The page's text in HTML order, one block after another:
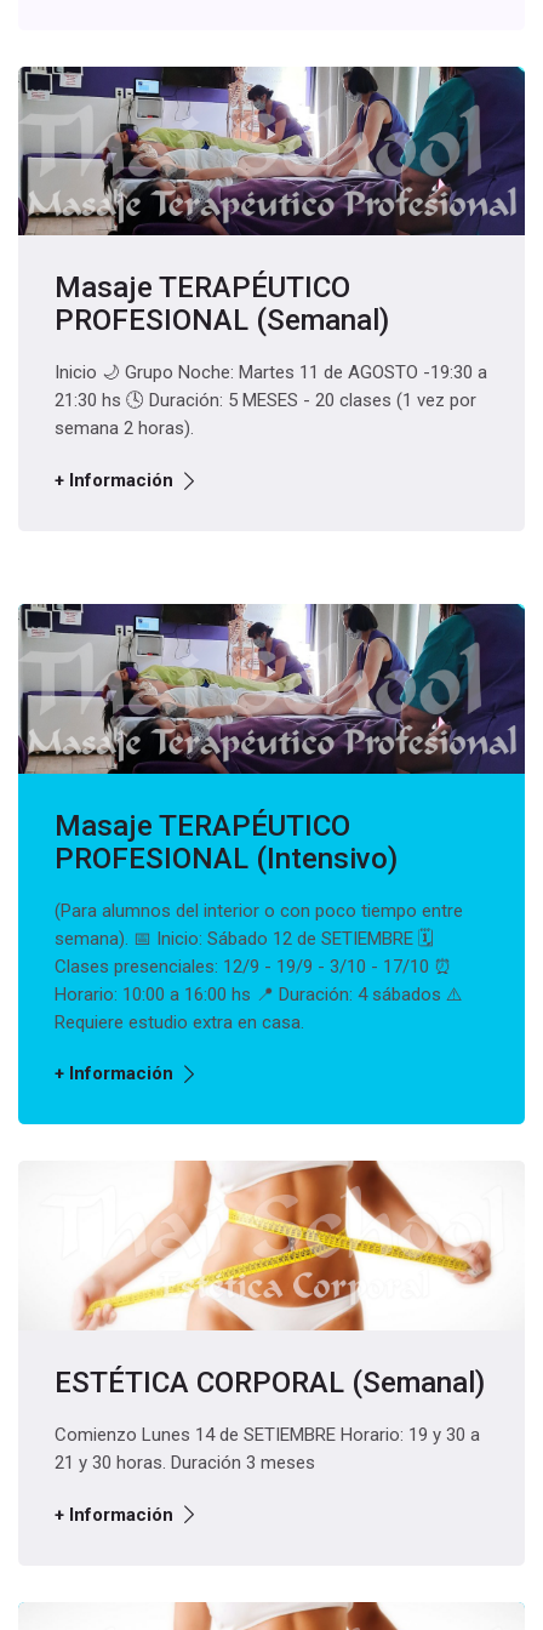
Masaje TERAPÉUTICO
PROFESIONAL (Semanal)
Inicio 🌙 Grupo Noche: Martes 11 de AGOSTO -19:30 a
21:30 hs 🕓 Duración: 5 MESES - 20 clases (1 vez por
semana 2 horas).
+ Información
Masaje TERAPÉUTICO
PROFESIONAL (Intensivo)
(Para alumnos del interior o con poco tiempo entre
semana). 📅 Inicio: Sábado 12 de SETIEMBRE 🗓
Clases presenciales: 12/9 - 19/9 - 3/10 - 17/10 ⏰
Horario: 10:00 a 16:00 hs 📍 Duración: 4 sábados ⚠️
Requiere estudio extra en casa.
+ Información
ESTÉTICA CORPORAL (Semanal)
Comienzo Lunes 14 de SETIEMBRE Horario: 19 y 30 a
21 y 30 horas. Duración 3 meses
+ Información